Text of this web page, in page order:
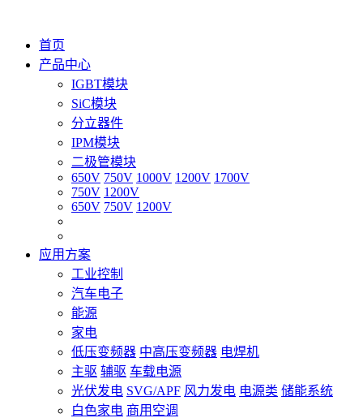
首页
产品中心
IGBT模块
SiC模块
分立器件
IPM模块
二极管模块
650V 750V 1000V 1200V 1700V
750V 1200V
650V 750V 1200V
应用方案
工业控制
汽车电子
能源
家电
低压变频器 中高压变频器 电焊机
主驱 辅驱 车载电源
光伏发电 SVG/APF 风力发电 电源类 储能系统
白色家电 商用空调